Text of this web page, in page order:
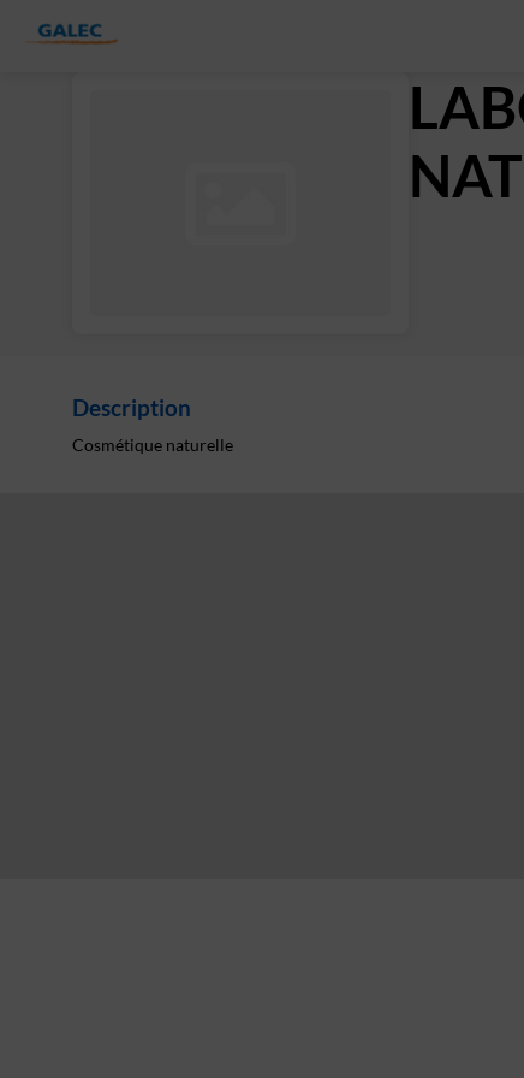
Description
Cosmétique naturelle